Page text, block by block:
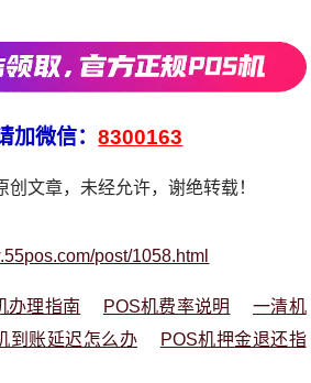
加微信：8300163
文章，未经允许，谢绝转载！
post/1058.html
办理指南 POS机费率说明
一清机
到账延迟怎么办
POS机押金退还指